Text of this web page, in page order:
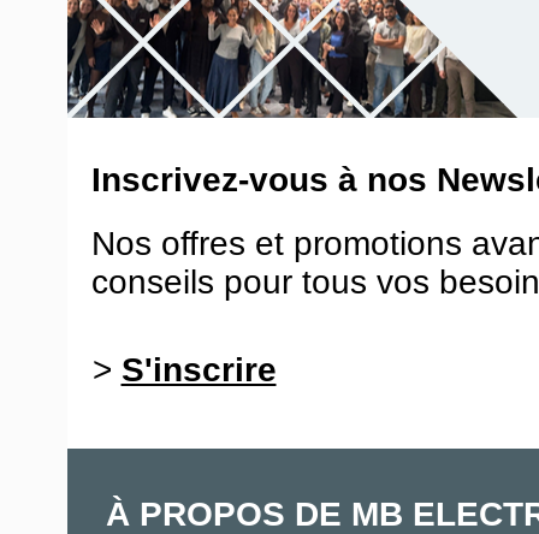
Inscrivez-vous à nos
Nos offres et promotions
conseils pour tous vos
> S'inscrire
À PROPOS DE MB